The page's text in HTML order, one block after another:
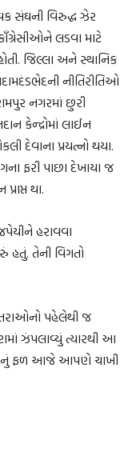
સંઘની વિરુદ્ધ ઝેર
લડવા માટે
જિલ્લા અને સ્થાનિક
નીતિરીતિઓ
નગરમાં છુરી
કેન્દ્રોમાં લાઈન
દેવાના પ્રયત્નો થયા.
ફરી પાછા દેખાયા જ
થા.
હરાવવા
હતું. તેની વિગતો
પહેલેથી જ
ઝંપલાવ્યું ત્યારથી આ
જેનું ફળ આજે આપણે ચાખી